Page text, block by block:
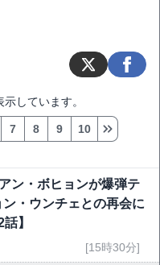
示しています。
7 8 9 10
ン・ボヒョンが爆弾テ
・ウンチェとの再会に
】
[15時30分]